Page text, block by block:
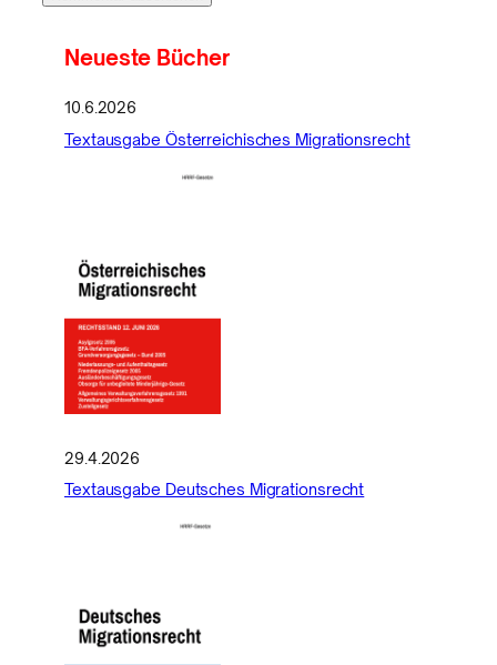
Neueste Bücher
10.6.2026
Textausgabe Österreichisches Migrationsrecht
29.4.2026
Textausgabe Deutsches Migrationsrecht